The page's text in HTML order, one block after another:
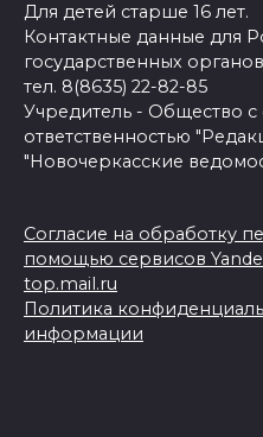
Для детей старше 16 лет.
Контактные данные для
государственных
тел. 8(8635) 22-82-85
Учредитель - Общество
ответственностью
"Новочеркасские
Согласие на обработку
помощью сервисов
top.mail.ru
Политика
информации